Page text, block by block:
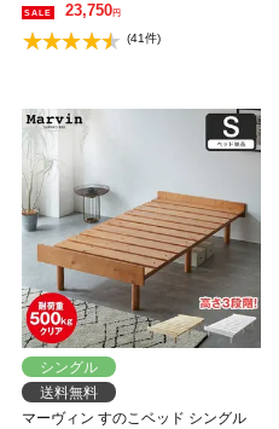
23,750円
(41件)
シングル
送料無料
マーヴィン すのこベッド シングル